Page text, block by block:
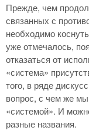
Прежде, чем
связанных с
необходимо
уже отмечалось,
отказаться от
«система»
того, в ряде
вопрос, с чем же
«системой». И
разные названия.